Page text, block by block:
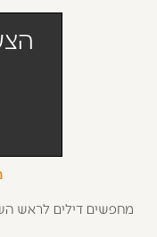
מחפשים דילים לראש